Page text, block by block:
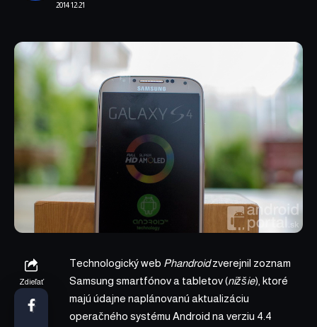
2014 12:21
Zdieľať
Technologický web Phandroidzverejnil zoznam
Samsung smartfónov a tabletov (nižšie), ktoré
majú údajne naplánovanú aktualizáciu
operačného systému Android na verziu 4.4